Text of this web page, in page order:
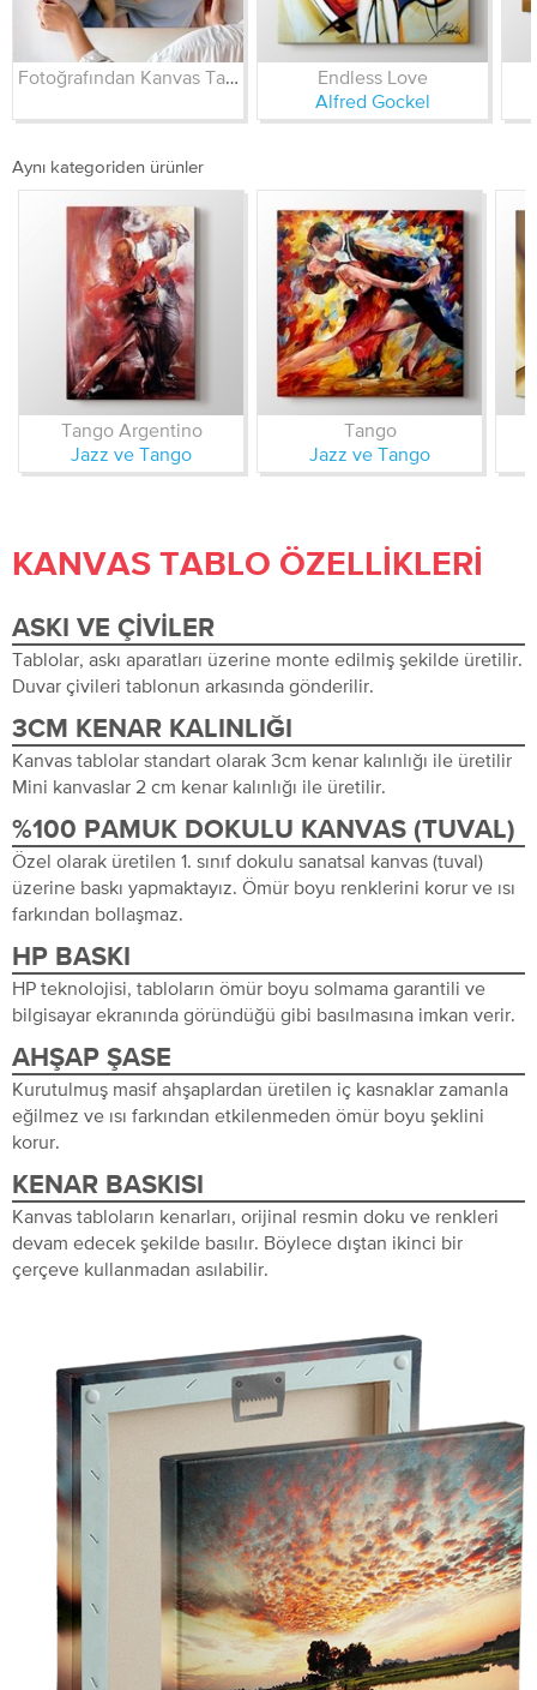
Fotoğrafından Kanvas Tablo
Endless Love
Alfred Gockel
Aynı kategoriden ürünler
Tango Argentino
Jazz ve Tango
Tango
Jazz ve Tango
KANVAS TABLO ÖZELLIKLERI
ASKI VE ÇIVILER
Tablolar, askı aparatları üzerine monte edilmiş şekilde üretilir.
Duvar çivileri tablonun arkasında gönderilir.
3CM KENAR KALINLIĞI
Kanvas tablolar standart olarak 3cm kenar kalınlığı ile üretilir
Mini kanvaslar 2 cm kenar kalınlığı ile üretilir.
%100 PAMUK DOKULU KANVAS (TUVAL)
Özel olarak üretilen 1. sınıf dokulu sanatsal kanvas (tuval)
üzerine baskı yapmaktayız. Ömür boyu renklerini korur ve ısı
farkından bollaşmaz.
HP BASKI
HP teknolojisi, tabloların ömür boyu solmama garantili ve
bilgisayar ekranında göründüğü gibi basılmasına imkan verir.
AHŞAP ŞASE
Kurutulmuş masif ahşaplardan üretilen iç kasnaklar zamanla
eğilmez ve ısı farkından etkilenmeden ömür boyu şeklini
korur.
KENAR BASKISI
Kanvas tabloların kenarları, orijinal resmin doku ve renkleri
devam edecek şekilde basılır. Böylece dıştan ikinci bir
çerçeve kullanmadan asılabilir.